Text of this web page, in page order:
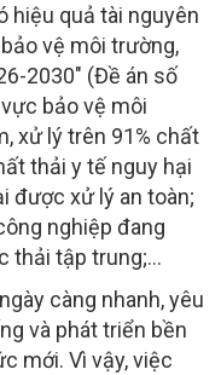
hiệu quả tài nguyên
vệ môi trường,
2030" (Đề án số
bảo vệ môi
xử lý trên 91% chất
thải y tế nguy hại
được xử lý an toàn;
nghiệp đang
thải tập trung;…
càng nhanh, yêu
và phát triển bền
mới. Vì vậy, việc